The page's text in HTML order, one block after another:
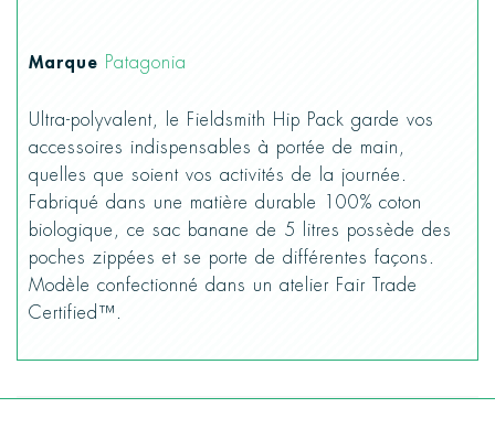
Marque Patagonia
Ultra-polyvalent, le Fieldsmith Hip Pack garde vos
accessoires indispensables à portée de main,
quelles que soient vos activités de la journée.
Fabriqué dans une matière durable 100% coton
biologique, ce sac banane de 5 litres possède des
poches zippées et se porte de différentes façons.
Modèle confectionné dans un atelier Fair Trade
Certified™.